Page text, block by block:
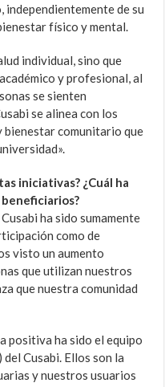
independientemente de su
físico y mental.
individual, sino que
y profesional, al
se sienten
se alinea con los
comunitario que
iniciativas? ¿Cuál ha
ha sido sumamente
como de
visto un aumento
que utilizan nuestros
que nuestra comunidad
positiva ha sido el equipo
Cusabi. Ellos son la
y nuestros usuarios